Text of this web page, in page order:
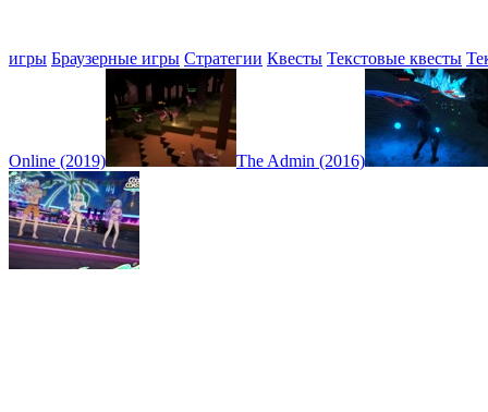
игры Браузерные игры Стратегии Квесты Текстовые квесты
Online (2019) The Admin (2016)